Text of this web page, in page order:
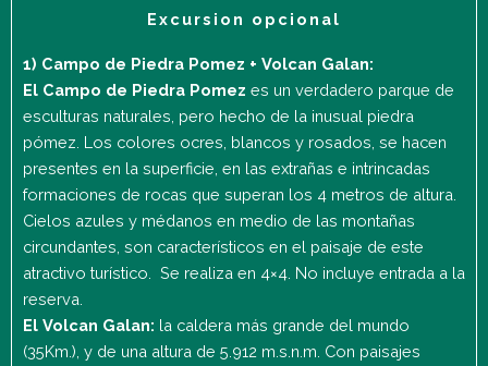
Excursion opcional
1) Campo de Piedra Pomez + Volcan Galan:
El Campo de Piedra Pomez es un verdadero parque de
esculturas naturales, pero hecho de la inusual piedra
pómez. Los colores ocres, blancos y rosados, se hacen
presentes en la superficie, en las extrañas e intrincadas
formaciones de rocas que superan los 4 metros de altura.
Cielos azules y médanos en medio de las montañas
circundantes, son característicos en el paisaje de este
atractivo turístico. Se realiza en 4×4. No incluye entrada a la
reserva.
El Volcan Galan: la caldera más grande del mundo
(35Km.), y de una altura de 5.912 m.s.n.m. Con paisajes